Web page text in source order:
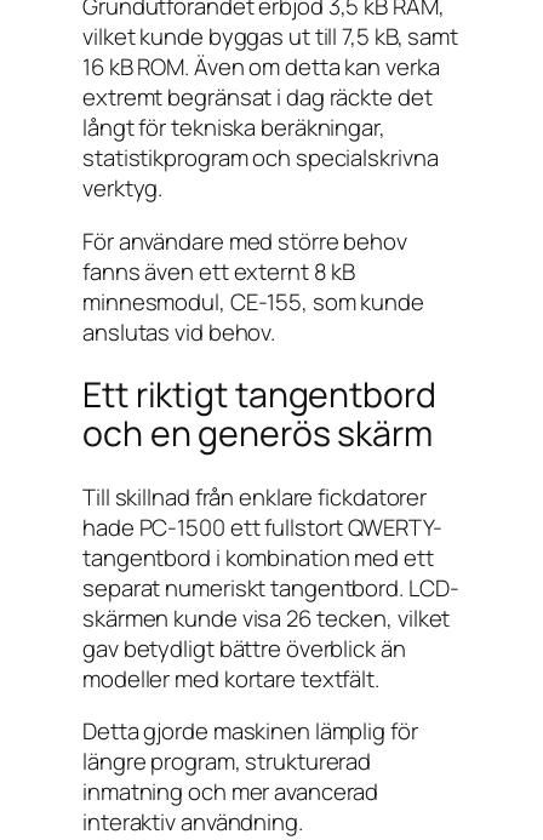
vilket kunde byggas ut till 7,5 kB, samt
16 kB ROM. Även om detta kan verka
extremt begränsat i dag räckte det
långt för tekniska beräkningar,
statistikprogram och specialskrivna
verktyg.
För användare med större behov
fanns även ett externt 8 kB
minnesmodul, CE-155, som kunde
anslutas vid behov.
Ett riktigt tangentbord
och en generös skärm
Till skillnad från enklare fickdatorer
hade PC-1500 ett fullstort QWERTY-
tangentbord i kombination med ett
separat numeriskt tangentbord. LCD-
skärmen kunde visa 26 tecken, vilket
gav betydligt bättre överblick än
modeller med kortare textfält.
Detta gjorde maskinen lämplig för
längre program, strukturerad
inmatning och mer avancerad
interaktiv användning.